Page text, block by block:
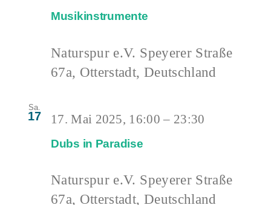
Musikinstrumente
Naturspur e.V. Speyerer Straße
67a, Otterstadt, Deutschland
Sa.
17
Dubs in Paradise
17. Mai 2025, 16:00 – 23:30
Naturspur e.V. Speyerer Straße
67a, Otterstadt, Deutschland